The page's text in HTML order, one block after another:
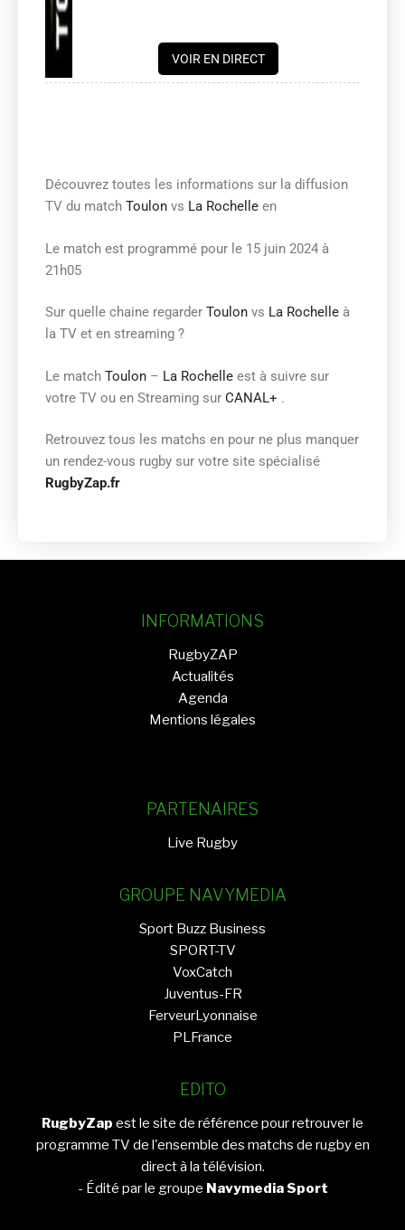
VOIR EN DIRECT
Découvrez toutes les informations sur la diffusion
TV du match Toulon vs La Rochelle en
Le match est programmé pour le 15 juin 2024 à
21h05
Sur quelle chaine regarder Toulon vs La Rochelle à
la TV et en streaming ?
Le match Toulon – La Rochelle est à suivre sur
votre TV ou en Streaming sur CANAL+ .
Retrouvez tous les matchs en pour ne plus manquer
un rendez-vous rugby sur votre site spécialisé
RugbyZap.fr
EDITO
RugbyZap est le site de référence pour retrouver le
programme TV de l'ensemble des matchs de rugby en
direct à la télévision.
- Édité par le groupe Navymedia Sport
INFORMATIONS
RugbyZAP
Actualités
Agenda
Mentions légales
PARTENAIRES
Live Rugby
GROUPE NAVYMEDIA
Sport Buzz Business
SPORT-TV
VoxCatch
Juventus-FR
FerveurLyonnaise
PLFrance